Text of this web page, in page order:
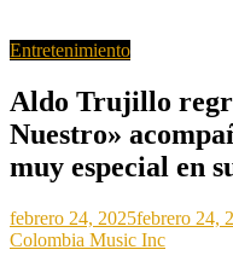
Entretenimiento
Aldo Trujillo
Nuestro»
muy especial en
febrero 24, 2025febrero 24,
Colombia Music Inc